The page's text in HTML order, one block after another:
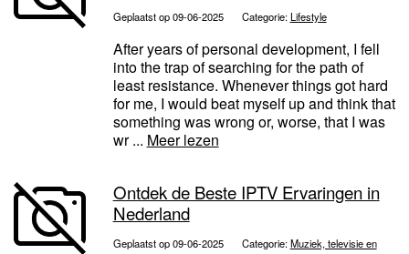
Geplaatst op 09-06-2025 Categorie:Lifestyle
After years of personal development, I fell
into the trap of searching for the path of
least resistance. Whenever things got hard
for me, I would beat myself up and think that
something was wrong or, worse, that I was
wr ... Meer lezen
Ontdek de Beste IPTV Ervaringen in
Nederland
Geplaatst op 09-06-2025 Categorie:Muziek, televisie en